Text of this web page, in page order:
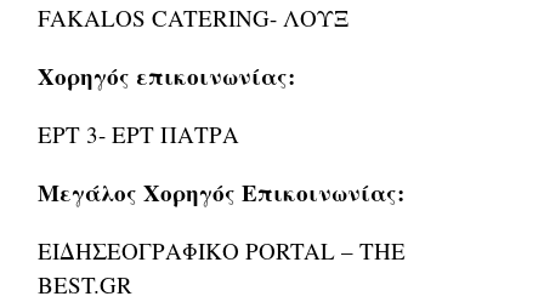
FAKALOS CATERING- ΛΟΥΞ
Χορηγός επικοινωνίας:
ΕΡΤ 3- ΕΡΤ ΠΑΤΡΑ
Μεγάλος Χορηγός Επικοινωνίας:
ΕΙΔΗΣΕΟΓΡΑΦΙΚΟ PORTAL – THE
BEST.GR